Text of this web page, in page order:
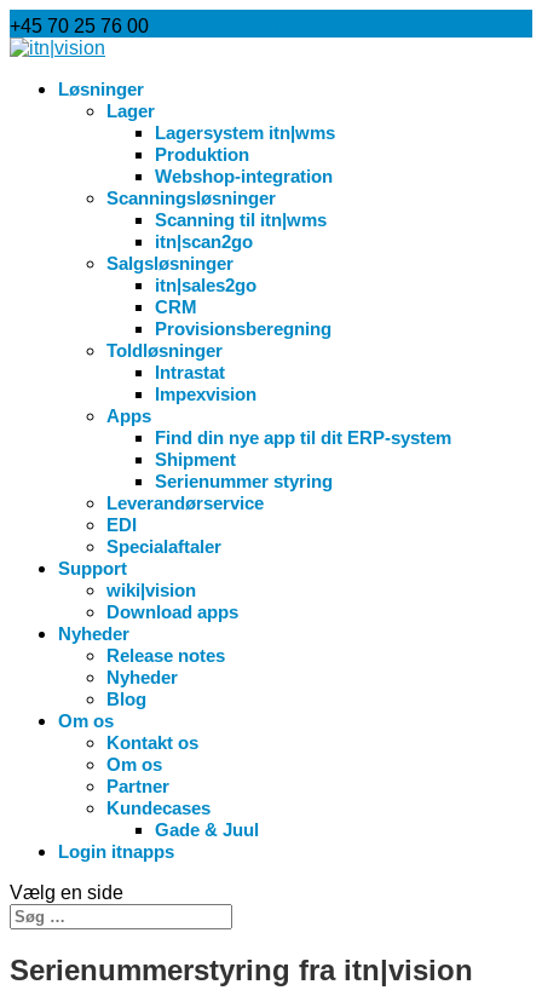
+45 70 25 76 00
Løsninger
Lager
Lagersystem itn|wms
Produktion
Webshop-integration
Scanningsløsninger
Scanning til itn|wms
itn|scan2go
Salgsløsninger
itn|sales2go
CRM
Provisionsberegning
Toldløsninger
Intrastat
Impexvision
Apps
Find din nye app til dit ERP-system
Shipment
Serienummer styring
Leverandørservice
EDI
Specialaftaler
Support
wiki|vision
Download apps
Nyheder
Release notes
Nyheder
Blog
Om os
Kontakt os
Om os
Partner
Kundecases
Gade & Juul
Login itnapps
Vælg en side
Serienummerstyring fra itn|vision